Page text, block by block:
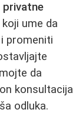
privatne
ume da
promeniti
da
konsultacija
odluka.